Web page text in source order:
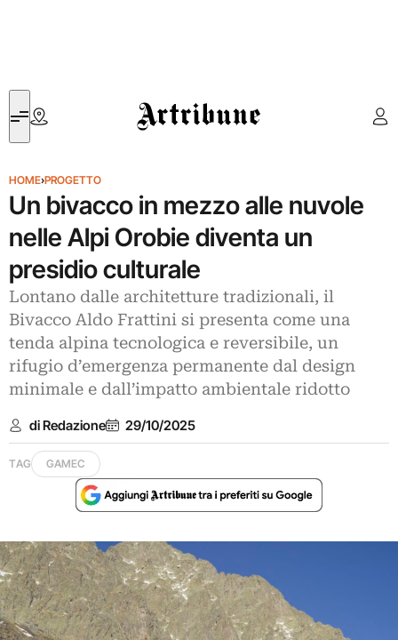
Artribune
HOME›PROGETTO
Un bivacco in mezzo alle nuvole
nelle Alpi Orobie diventa un
presidio culturale
Lontano dalle architetture tradizionali, il
Bivacco Aldo Frattini si presenta come una
tenda alpina tecnologica e reversibile, un
rifugio d’emergenza permanente dal design
minimale e dall’impatto ambientale ridotto
di Redazione 29/10/2025
TAG GAMEC